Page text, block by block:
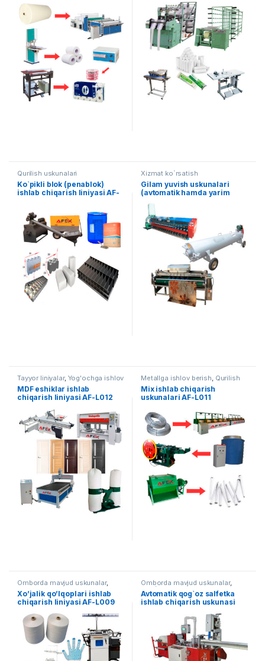
Qurilish uskunalari
Ko`pikli blok (penablok)
ishlab chiqarish liniyasi AF-
Xizmat ko`rsatish
Gilam yuvish uskunalari
(avtomatik hamda yarim
Tayyor liniyalar, Yog'ochga ishlov
berish
MDF eshiklar ishlab
chiqarish liniyasi AF-L012
Metallga ishlov berish, Qurilish
uskunalari , Tayyor liniyalar
Mix ishlab chiqarish
uskunalari AF-L011
Omborda mavjud uskunalar,
Yengil sanoat
Xo’jalik qo’lqoplari ishlab
chiqarish liniyasi AF-L009
Omborda mavjud uskunalar,
Qog`ozni qayta ishlash
Avtomatik qog`oz salfetka
ishlab chiqarish uskunasi